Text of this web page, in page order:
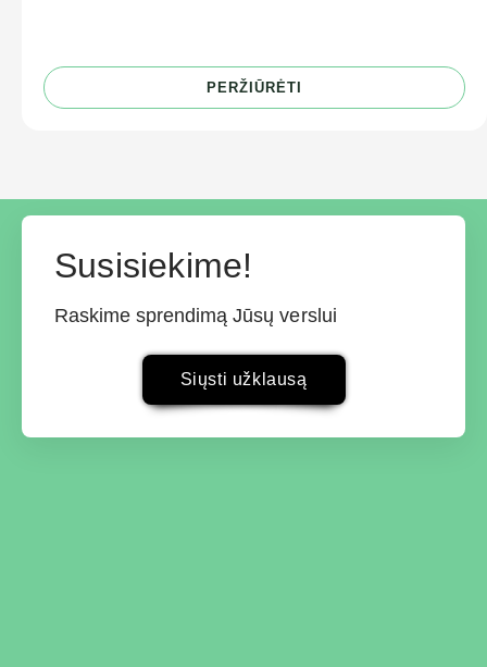
PERŽIŪRĖTI
Susisiekime!
Raskime sprendimą Jūsų verslui
Siųsti užklausą